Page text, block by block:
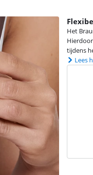
Het
tijdens
Lees